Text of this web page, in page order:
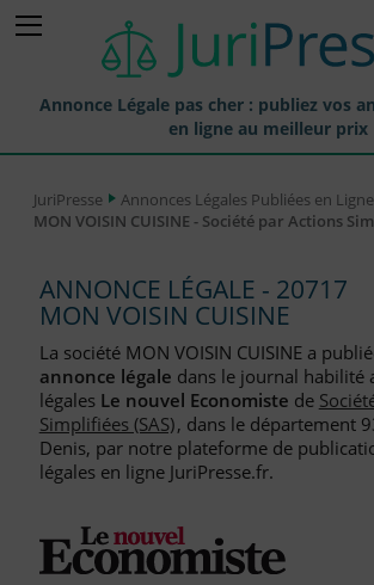
Annonce Légale pas cher : publiez vos
en ligne au meilleur prix
Annonces Légales Publiées
Journaux Habilités (JAL) Annonces Légales
Départements pour la Publication
Liste des Greffes
Liste des CCI
FAQ
JuriPresse
Annonces Légales Publiées en Ligne
MON VOISIN CUISINE - Société par Actions
ANNONCE LÉGALE - 20717
MON VOISIN CUISINE
La société MON VOISIN CUISINE a
annonce légale dans le journal habilité
légales Le nouvel Economiste de
Simplifiées (SAS), dans le département
Denis, par notre plateforme de
légales en ligne JuriPresse.fr.